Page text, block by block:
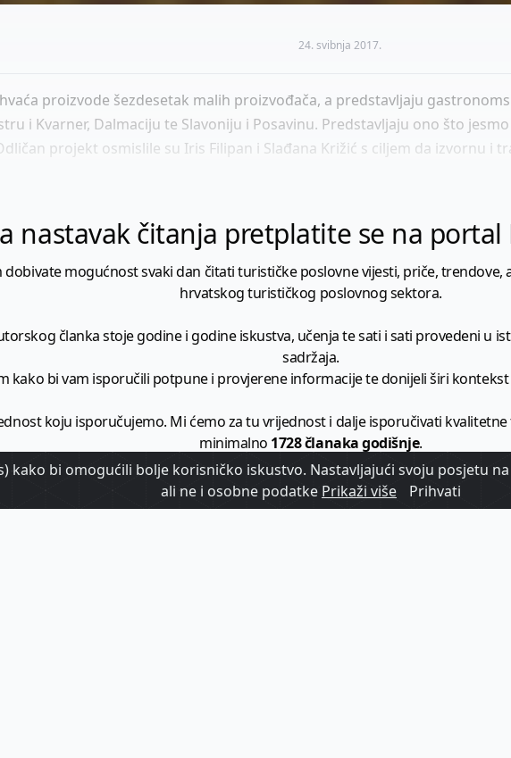
24. svibnja 2017.
proizvode šezdesetak malih proizvođača, a predstavljaju
i Kvarner, Dalmaciju te Slavoniju i Posavinu. Predstavljaju ono što
projekt osmislile su Iris Filipan i Slađana Križić s ciljem da izvornu i
nastavak čitanja pretplatite se na
mogućnost svaki dan čitati turističke poslovne vijesti, priče, trendove,
hrvatskog turističkog poslovnog sektora.
članka stoje godine i godine iskustva, učenja te sati i sati provedeni u
sadržaja.
kako bi vam isporučili potpune i provjerene informacije te donijeli širi
koju isporučujemo. Mi ćemo za tu vrijednost i dalje isporučivati
minimalno 1728 članaka godišnje.
HrTurizam - vaš izvor informacija iz poslovnog svijeta hrvatskog
kako bi omogućili bolje korisničko iskustvo. Nastavljajući svoju posjetu
ali ne i osobne podatke Prikaži više Prihvati